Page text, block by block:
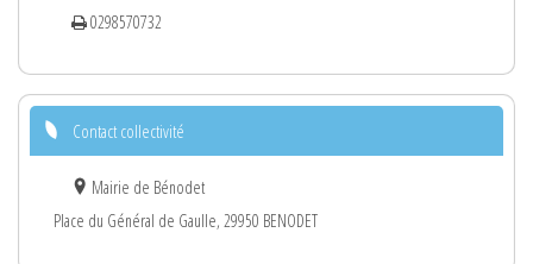
0298570732
Contact collectivité
Mairie de Bénodet
Place du Général de Gaulle, 29950 BENODET